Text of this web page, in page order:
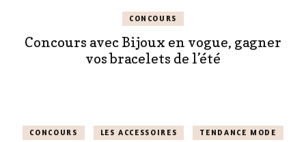
CONCOURS
Concours avec Bijoux en vogue, gagner
vos bracelets de l’été
CONCOURS LES ACCESSOIRES TENDANCE MODE